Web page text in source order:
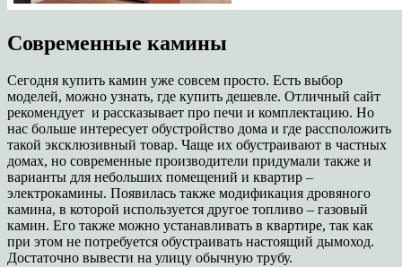
Современные камины
Сегодня купить камин уже совсем просто. Есть выбор
моделей, можно узнать, где купить дешевле. Отличный сайт
рекомендует и рассказывает про печи и комплектацию. Но
нас больше интересует обустройство дома и где рассположить
такой эксклюзивный товар. Чаще их обустраивают в частных
домах, но современные производители придумали также и
варианты для небольших помещений и квартир –
электрокамины. Появилась также модификация дровяного
камина, в которой используется другое топливо – газовый
камин. Его также можно устанавливать в квартире, так как
при этом не потребуется обустраивать настоящий дымоход.
Достаточно вывести на улицу обычную трубу.